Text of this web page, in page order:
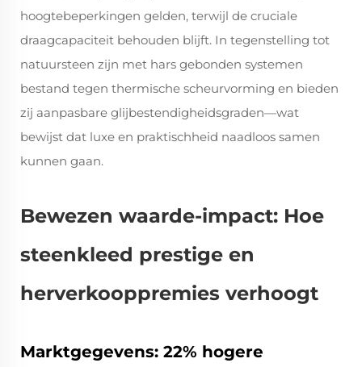
hoogtebeperkingen gelden, terwijl de cruciale
draagcapaciteit behouden blijft. In tegenstelling tot
natuursteen zijn met hars gebonden systemen
bestand tegen thermische scheurvorming en bieden
zij aanpasbare glijbestendigheidsgraden—wat
bewijst dat luxe en praktischheid naadloos samen
kunnen gaan.
Bewezen waarde-impact: Hoe
steenkleed prestige en
herverkooppremies verhoogt
Marktgegevens: 22% hogere